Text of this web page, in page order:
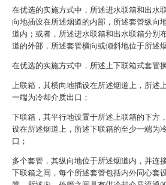
在优选的实施方式中，所述进水联箱和出水
向地插设在所述烟道的内部，所述套管纵向
道内；或者，所述进水联箱和出水联箱分别
道的外部，所述套管横向或倾斜地位于所述烟
在优选的实施方式中，所述上下联箱式套管
上联箱，其横向地插设在所述烟道上，所述
一端为冷却介质出口；
下联箱，其平行地设置于所述上联箱的下方
设在所述烟道上，所述下联箱的至少一端为
口；
多个套管，其纵向地位于所述烟道内，并连
下联箱之间，每个所述套管包括内外同心套